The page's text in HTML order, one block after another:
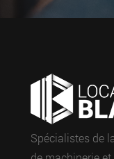
Spécialistes de